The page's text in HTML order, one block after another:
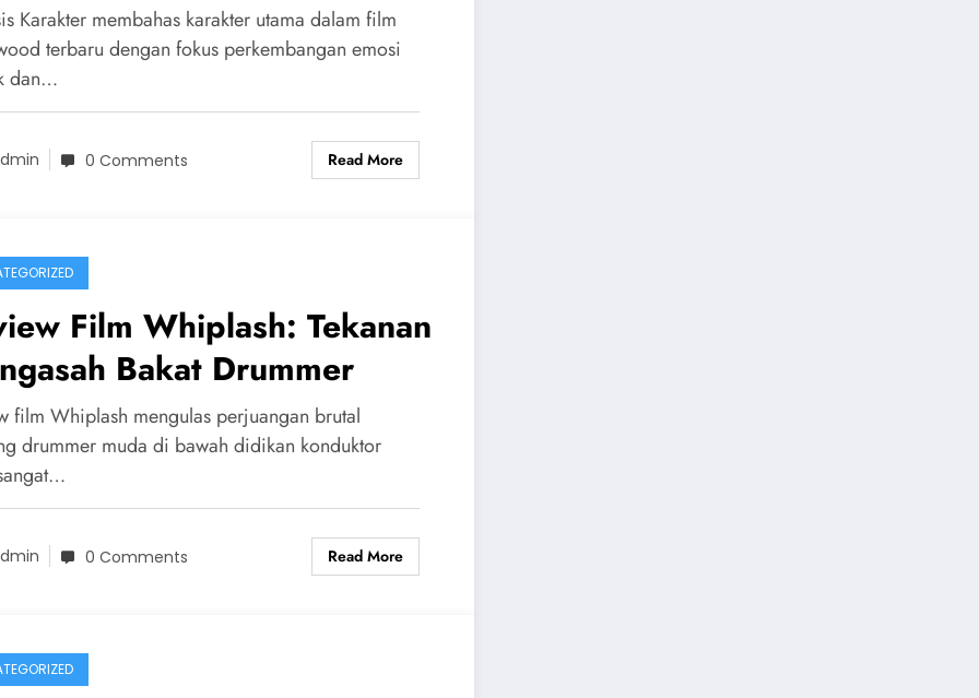
Karakter membahas karakter utama dalam film
terbaru dengan fokus perkembangan emosi
dan…
0 Comments Read More
Film Whiplash: Tekanan
Bakat Drummer
film Whiplash mengulas perjuangan brutal
drummer muda di bawah didikan konduktor
0 Comments Read More